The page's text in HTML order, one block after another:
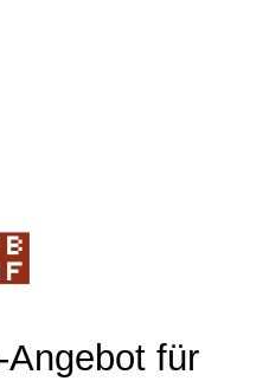
Angebot für